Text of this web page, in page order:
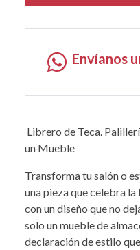
Envíanos
Librero de Teca.
un Mueble
Transforma tu salón o
una pieza que celebra
con un diseño que no
solo un mueble de
declaración de estilo